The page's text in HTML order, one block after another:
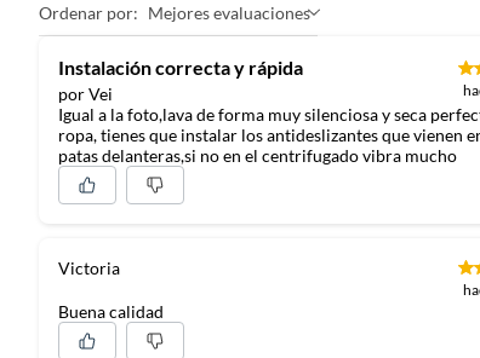
Ordenar por: Mejores evaluaciones
Instalación correcta y rápida
por Vei
Igual a la foto,lava de forma muy silenciosa y seca
ropa, tienes que instalar los antideslizantes que vienen
patas delanteras,si no en el centrifugado vibra mucho
Victoria
Buena calidad